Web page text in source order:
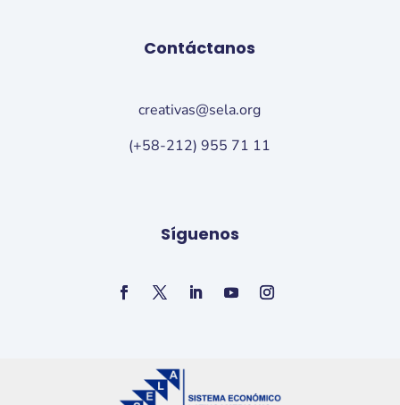
Contáctanos
creativas@sela.org
(+58-212) 955 71 11
Síguenos